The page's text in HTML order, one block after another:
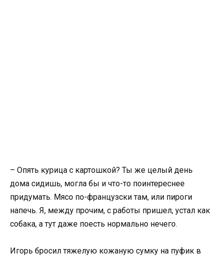
– Опять курица с картошкой? Ты же целый день
дома сидишь, могла бы и что-то поинтереснее
придумать. Мясо по-французски там, или пироги
напечь. Я, между прочим, с работы пришел, устал как
собака, а тут даже поесть нормально нечего.
Игорь бросил тяжелую кожаную сумку на пуфик в